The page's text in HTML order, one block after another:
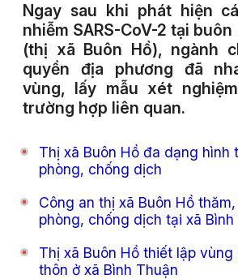
Ngay sau khi phát hiện
nhiễm SARS-CoV-2 tại
(thị xã Buôn Hồ), ngành
quyền địa phương đã
vùng, lấy mẫu xét
trường hợp liên quan.
Thị xã Buôn Hồ đa dạng hình
phòng, chống dịch
Công an thị xã Buôn Hồ
phòng, chống dịch tại xã Bình
Thị xã Buôn Hồ thiết lập
thôn ở xã Bình Thuận